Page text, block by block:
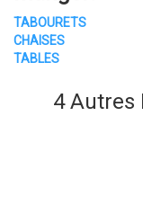
TABOURETS
CHAISES
TABLES
4 Autres